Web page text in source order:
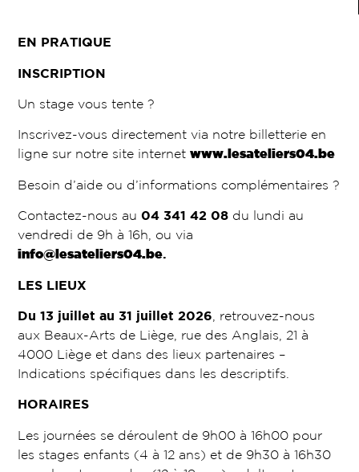
EN PRATIQUE
INSCRIPTION
Un stage vous tente ?
Inscrivez-vous directement via notre billetterie en
ligne sur notre site internetwww.lesateliers04.be
Besoin d’aide ou d’informations complémentaires ?
Contactez-nous au04 341 42 08 du lundi au
vendredi de 9h à 16h, ou via
info@lesateliers04.be.
LES LIEUX
Du 13 juillet au 31 juillet 2026 , retrouvez-nous
aux Beaux-Arts de Liège, rue des Anglais, 21 à
4000 Liège et dans des lieux partenaires –
Indications spécifiques dans les descriptifs.
HORAIRES
Les journées se déroulent de 9h00 à 16h00 pour
les stages enfants (4 à 12 ans) et de 9h30 à 16h30